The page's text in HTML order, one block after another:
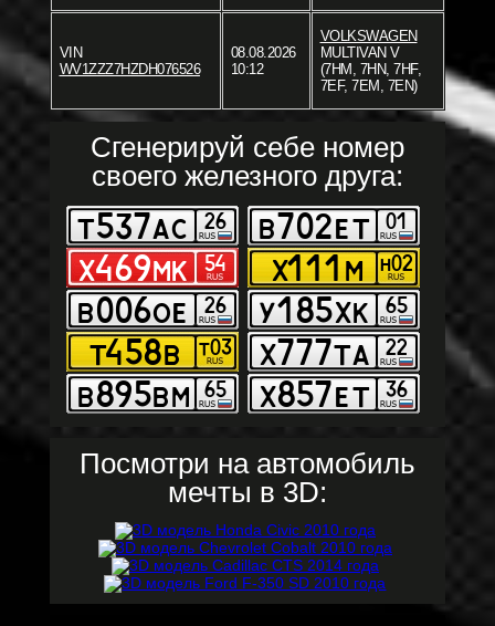
VIN
WV1ZZZ7HZDH076526
08.08.2026
10:12
VOLKSWAGEN
MULTIVAN V
(7HM, 7HN, 7HF,
7EF, 7EM, 7EN)
Сгенерируй себе номер
своего железного друга:
Посмотри на автомобиль
мечты в 3D: